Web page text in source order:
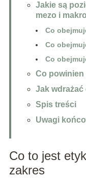
Jakie są
mezo i
Co
Co
Co
Co powinien
Jak wdrażać
Spis treści
Uwagi
Co to jest
zakres